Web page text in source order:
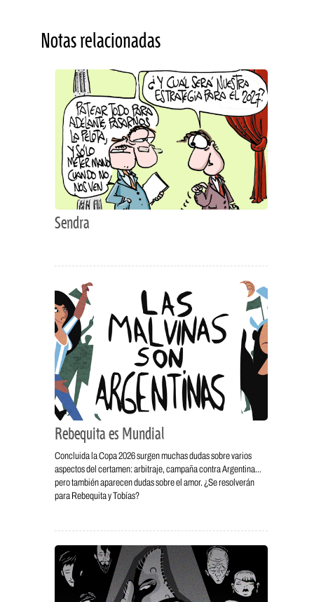
Notas relacionadas
Sendra
Rebequita es Mundial
Concluida la Copa 2026 surgen muchas dudas sobre varios
aspectos del certamen: arbitraje, campaña contra Argentina…
pero también aparecen dudas sobre el amor. ¿Se resolverán
para Rebequita y Tobías?